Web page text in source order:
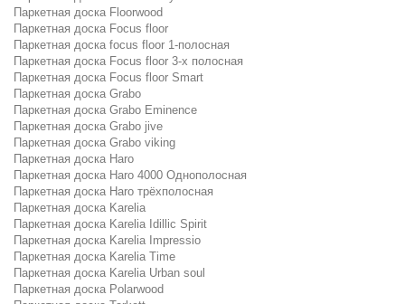
Паркетная доска Floorwood
Паркетная доска Focus floor
Паркетная доска focus floor 1-полосная
Паркетная доска Focus floor 3-х полосная
Паркетная доска Focus floor Smart
Паркетная доска Grabo
Паркетная доска Grabo Eminence
Паркетная доска Grabo jive
Паркетная доска Grabo viking
Паркетная доска Haro
Паркетная доска Haro 4000 Однополосная
Паркетная доска Haro трёхполосная
Паркетная доска Karelia
Паркетная доска Karelia Idillic Spirit
Паркетная доска Karelia Impressio
Паркетная доска Karelia Time
Паркетная доска Karelia Urban soul
Паркетная доска Polarwood